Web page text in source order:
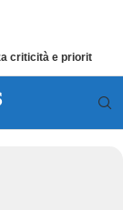
criticità e priorità